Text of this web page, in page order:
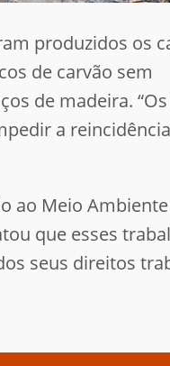
produzidos os
de carvão sem
de madeira.
a
ao Meio Ambiente
que esses
seus direitos